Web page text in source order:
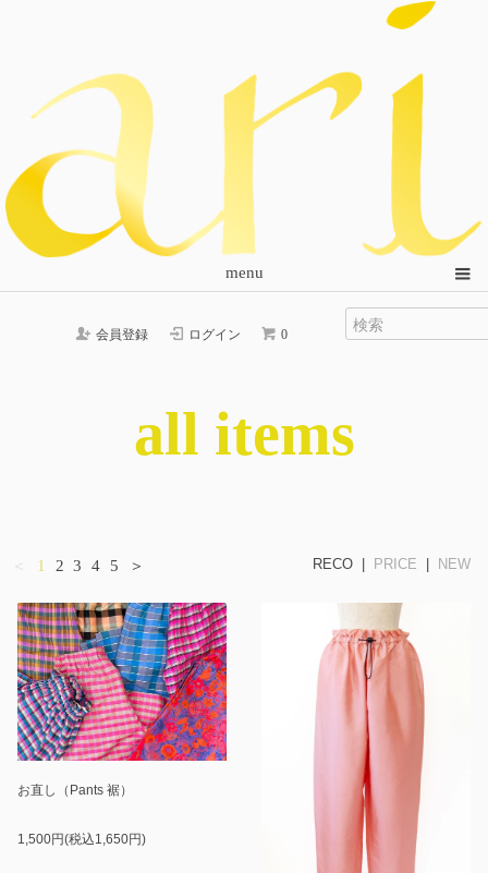
menu
会員登録 ログイン 0
all items
＜ 1 2 3 4 5 ＞ RECO PRICE NEW
お直し（Pants 裾）
1,500円(税込1,650円)